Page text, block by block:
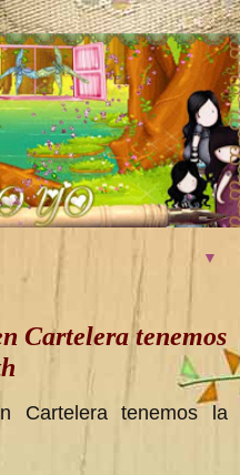
▼
Cartelera tenemos
Cartelera tenemos la